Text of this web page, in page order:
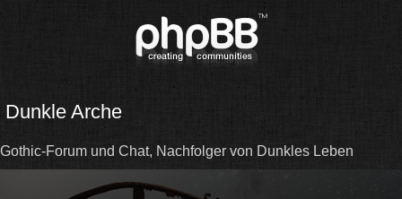
Dunkle Arche
Gothic-Forum und Chat, Nachfolger von Dunkles Leben